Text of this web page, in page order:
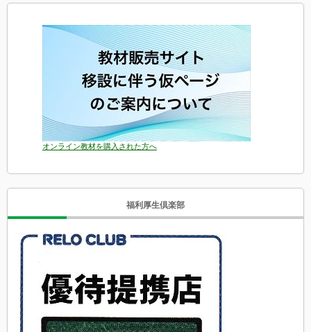
オンライン教材を購入された方へ
福利厚生倶楽部